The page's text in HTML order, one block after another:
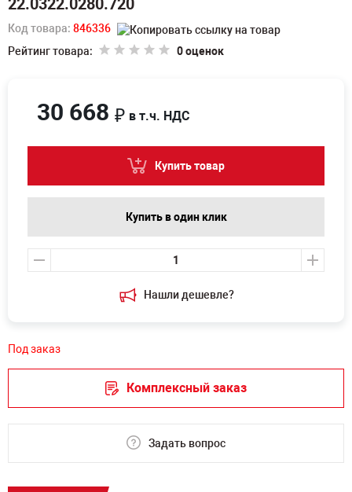
22.0322.0280.720
Код товара: 846336
Рейтинг товара:
0 оценок
Нашли дешевле?
30 668 ₽ в т.ч. НДС
Купить товар
Купить в один клик
Под заказ
Комплексный заказ
Задать вопрос